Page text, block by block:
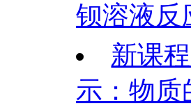
钡溶液反
新课
示：物质